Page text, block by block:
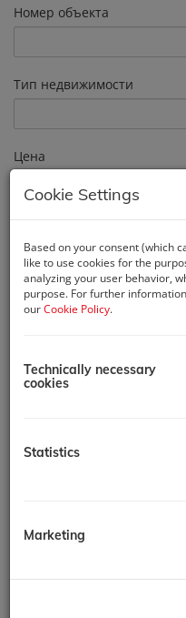
Номер объекта
Тип недвижимости
Цена
Почтовый индекс
Weitere Suchoptionen
aktuellen
Cookie Settings
Based on your consent (which
like to use cookies for the
analyzing your user behavior,
purpose. For further
ourCookie Policy.
Technically necessary
cookies
Statistics
Marketing